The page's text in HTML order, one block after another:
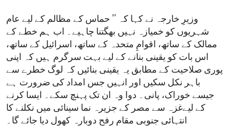
وزیرِ خارجہ نے کہا کہ ’’ حماس کے مظالم کے لیے عام
شہریوں کو خمیازہ نہیں بھگتنا چاہیے۔ اب ہم خطے کے
ممالک کے ساتھ، اقوامِ متحدہ کے ساتھ، اسرائیل کے ساتھ،
اس بات کو یقینی بنانے کے لیے بہت سرگرم ہیں کہ اپنی
پوری صلاحیت کے مطابق یہ یقینی بنائیں کہ لوگ خطرے سے
باہر نکل سکیں اور انہیں جس امداد کی ضرورت ہے
جیسے خوراک، پانی۔ دوا وہ ان تک پہنچ سکے۔ ایسا کرنے
کے لیےغزہ سے مصر کے جزیرہ نما سینائی میں نکلنے کا
انتہائی جنوبی مقام رفح دوبارہ کھول دیا جائے گا۔